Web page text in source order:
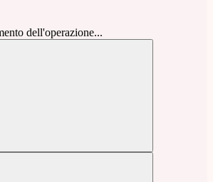
dell'operazione...